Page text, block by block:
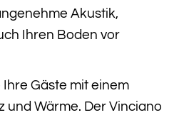
Akustik,
Ihren Boden vor
Gäste mit einem
und Wärme. Der Vinciano